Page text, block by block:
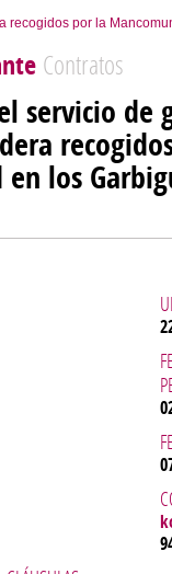
por la
Contratos
servicio de
los